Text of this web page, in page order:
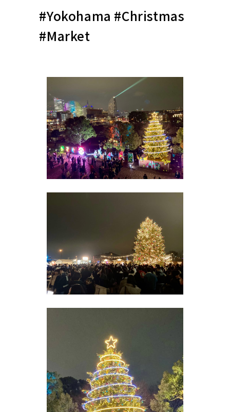
#Yokohama #Christmas
#Market